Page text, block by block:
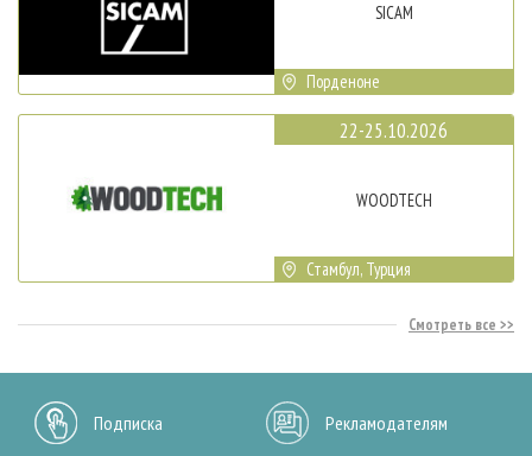
SICAM
Порденоне
22-25.10.2026
WOODTECH
Стамбул, Турция
Смотреть все
Подписка Рекламодателям